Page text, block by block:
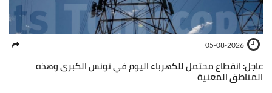
05-08-2026
عاجل: انقطاع محتمل للكهرباء اليوم في تونس الكبرى وهذه
المناطق المعنية